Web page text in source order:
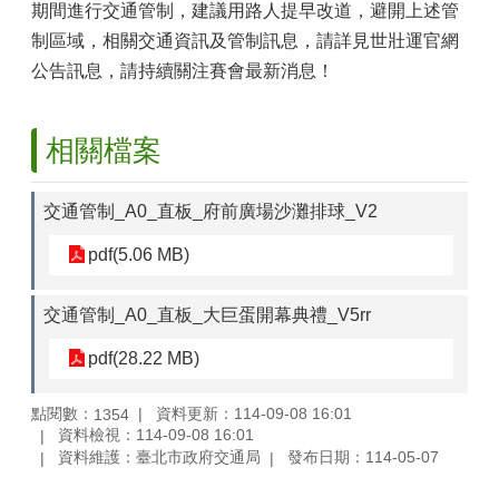
期間進行交通管制，建議用路人提早改道，避開上述管
制區域，相關交通資訊及管制訊息，請詳見世壯運官網
公告訊息，請持續關注賽會最新消息！
相關檔案
交通管制_A0_直板_府前廣場沙灘排球_V2
pdf(5.06 MB)
交通管制_A0_直板_大巨蛋開幕典禮_V5rr
pdf(28.22 MB)
點閱數： 1354
資料更新：114-09-08 16:01
資料檢視：114-09-08 16:01
資料維護：臺北市政府交通局
發布日期：114-05-07